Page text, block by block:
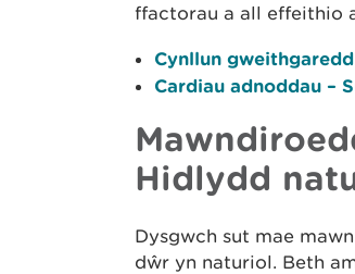
ffactorau a all effeithio
Cynllun
Cardiau adnoddau –
Hidlydd
Dysgwch sut mae
dŵr yn naturiol. Beth